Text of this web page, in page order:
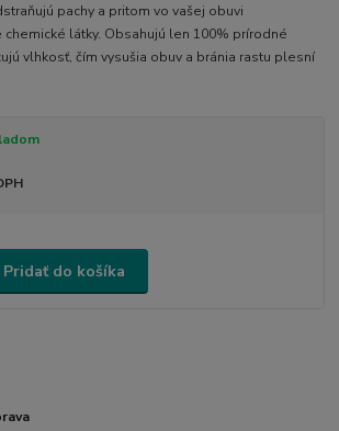
pachy a pritom vo vašej obuvi
chemické látky. Obsahujú len 100% prírodné
vlhkosť, čím vysušia obuv a bránia rastu plesní
Pridať do košíka